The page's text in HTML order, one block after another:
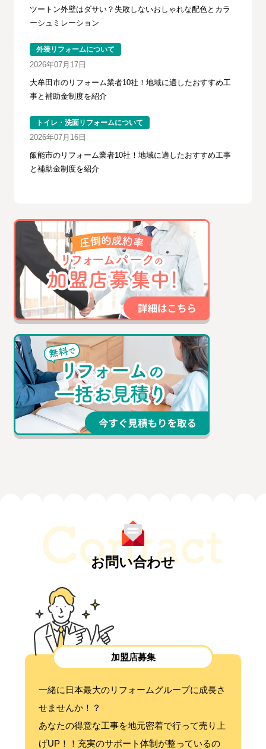
ツートン外壁はダサい？失敗しないおしゃれな配色とカラ
ーシュミレーション
外装リフォームについて
2026年07月17日
大牟田市のリフォーム業者10社！地域に適したおすすめ工
事と補助金制度を紹介
トイレ・洗面リフォームについて
2026年07月16日
飯能市のリフォーム業者10社！地域に適したおすすめ工事
と補助金制度を紹介
お問い合わせ
加盟店募集
一緒に日本最大のリフォームグループに成長さ
せませんか！？
あなたの得意な工事を地元密着で行って売り上
げUP！！充実のサポート体制が整っているの